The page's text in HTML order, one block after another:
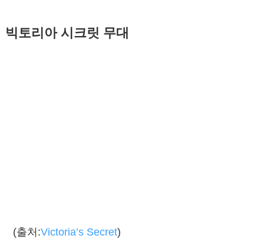
빅토리아 시크릿 무대
(출처:Victoria’s Secret)